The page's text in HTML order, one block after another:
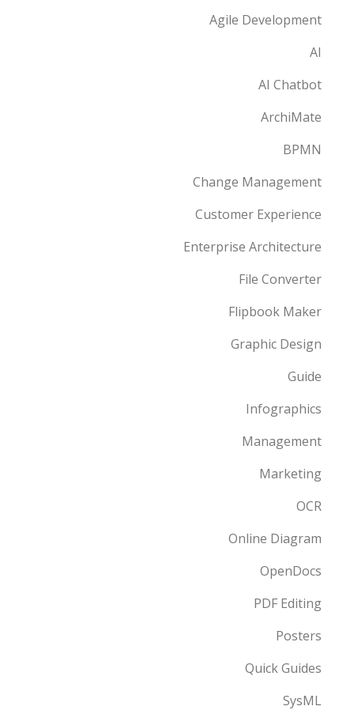
Agile Development
AI
AI Chatbot
ArchiMate
BPMN
Change Management
Customer Experience
Enterprise Architecture
File Converter
Flipbook Maker
Graphic Design
Guide
Infographics
Management
Marketing
OCR
Online Diagram
OpenDocs
PDF Editing
Posters
Quick Guides
SysML